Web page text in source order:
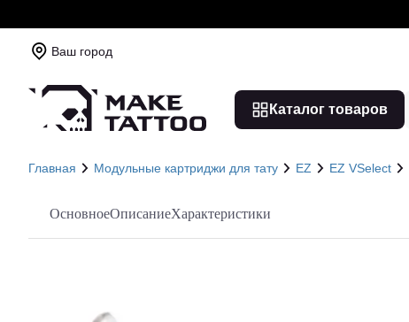
Ваш город
Каталог товаров
Главная Модульные картриджи для тату EZ EZ VSelect
ОсновноеОписаниеХарактеристики